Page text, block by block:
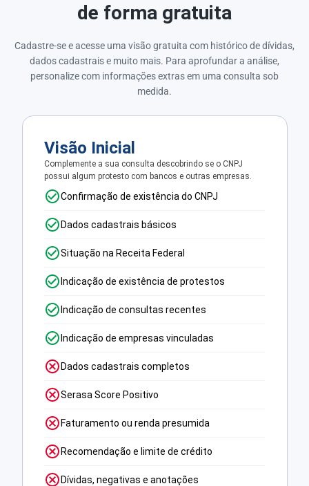
de forma gratuita
Cadastre-se e acesse uma visão gratuita com histórico de dívidas,
dados cadastrais e muito mais. Para aprofundar a análise,
personalize com informações extras em uma consulta sob
medida.
Visão Inicial
Complemente a sua consulta descobrindo se o CNPJ
possui algum protesto com bancos e outras empresas.
Confirmação de existência do CNPJ
Dados cadastrais básicos
Situação na Receita Federal
Indicação de existência de protestos
Indicação de consultas recentes
Indicação de empresas vinculadas
Dados cadastrais completos
Serasa Score Positivo
Faturamento ou renda presumida
Recomendação e limite de crédito
Dívidas, negativas e anotações